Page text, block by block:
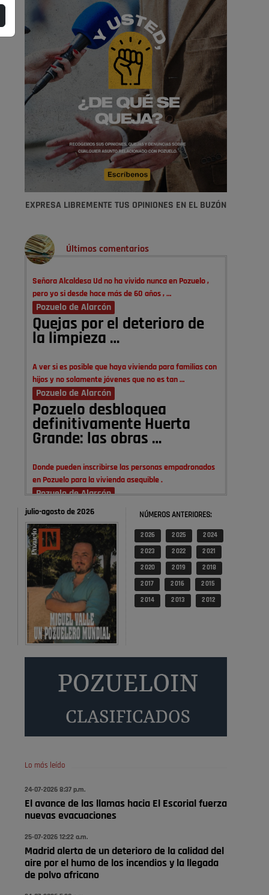
EXPRESA LIBREMENTE TUS OPINIONES EN EL BUZÓN
Últimos comentarios
Señora Alcaldesa Ud no ha vivido nunca en Pozuelo ,
pero yo si desde hace más de 60 años , …
Pozuelo de Alarcón
Quejas por el deterioro de
la limpieza …
A ver si es posible que haya vivienda para familias con
hijos y no solamente jóvenes que no es tan …
Pozuelo de Alarcón
Pozuelo desbloquea
definitivamente Huerta
Grande: las obras …
Donde pueden inscribirse las personas empadronados
en Pozuelo para la vivienda asequible .
Pozuelo de Alarcón
Pozuelo desbloquea
definitivamente Huerta
Grande: las obras …
También pienso que si no fuéramos tan sucios no haría
falta denunciar nada
Pozuelo de Alarcón
Quejas por el deterioro de
la limpieza …
Pozuelo de Alarcón
🔴 EXCLUSIVA | El comisario
de la …
😆Durán menos qué un caramelo en la puerta de un
Pozuelo de Alarcón
🔴 EXCLUSIVA | El comisario
de la …
Pozuelo de Alarcón
🔴 EXCLUSIVA | El comisario
de la …
julio-agosto de 2026 NÚMEROS ANTERIORES:
2 026 2 025 2 024
2 023 2 022 2 021
2 020 2 019 2 018
2 017 2 016 2 015
2 014 2 013 2 012
Lo más leído
24-07-2026 8:37 p.m.
El avance de las llamas hacia El Escorial fuerza
nuevas evacuaciones
25-07-2026 12:22 a.m.
Madrid alerta de un deterioro de la calidad del
aire por el humo de los incendios y la llegada
de polvo africano